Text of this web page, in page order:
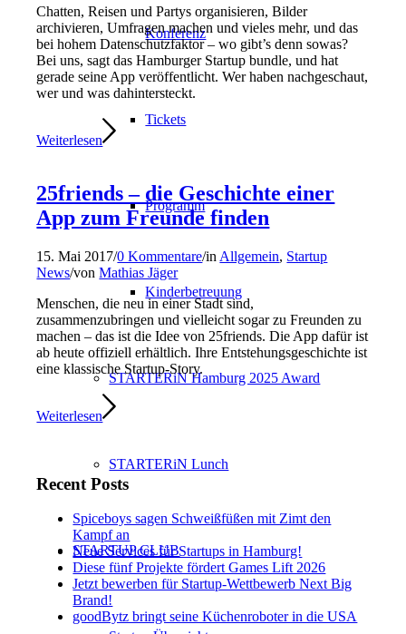
Konferenz
Tickets
Programm
Kinderbetreuung
STARTERiN Hamburg 2025 Award
STARTERiN Lunch
STARTUP CLUB
Chatten, Reisen und Partys organisieren, Bilder
archivieren, Umfragen machen und vieles mehr, und das
bei hohem Datenschutzfaktor – wo gibt’s denn sowas?
Bei uns, sagt das Hamburger Startup bundle, und hat
gerade seine App veröffentlicht. Wer haben nachgeschaut,
wer und was dahintersteckt.
Weiterlesen
25friends – die Geschichte einer
App zum Freunde finden
15. Mai 2017/0 Kommentare/in Allgemein, Startup
News/vonMathias Jäger
Menschen, die neu in einer Stadt sind,
zusammenzubringen und vielleicht sogar zu Freunden zu
machen – das ist die Idee von 25friends. Die App dafür ist
ab heute offiziell erhältlich. Ihre Entstehungsgeschichte ist
eine klassische Startup-Story.
Weiterlesen
Recent Posts
Spiceboys sagen Schweißfüßen mit Zimt den
Kampf an
Neue Services für Startups in Hamburg!
Diese fünf Projekte fördert Games Lift 2026
Jetzt bewerben für Startup-Wettbewerb Next Big
Brand!
goodBytz bringt seine Küchenroboter in die USA